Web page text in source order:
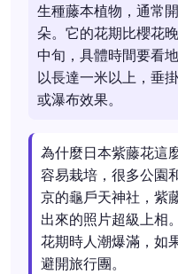
生種藤本植物，通常
朵。它的花期比櫻花
中旬，具體時間要看
以長達一米以上，垂
或瀑布效果。
為什麼日本紫藤花這
容易栽培，很多公園
京的龜戶天神社，紫
出來的照片超級上相
花期時人潮爆滿，如
避開旅行團。